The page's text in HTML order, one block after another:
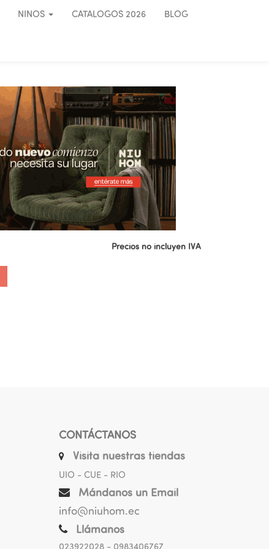
NINOS CATALOGOS 2026 BLOG
Precios no incluyen IVA
CONTÁCTANOS
Visita nuestras tiendas
UIO - CUE - RIO
Mándanos un Email
info@niuhom.ec
Llámanos